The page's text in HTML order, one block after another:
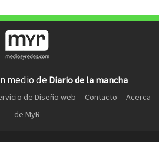
medio de Diario de la mancha
de Diseño web Contacto
Acerca
de MyR